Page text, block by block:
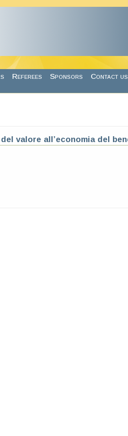
Referees Sponsors Contact us
valore all’economia del